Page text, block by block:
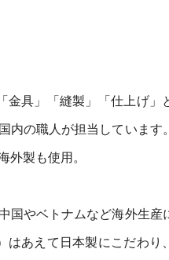
金具」「縫製」「仕上げ」
内の職人が担当していま
外製も使用。
国やベトナムなど海外生産
はあえて日本製にこだわり